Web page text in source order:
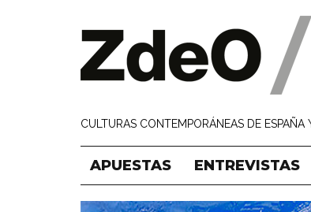
CULTURAS CONTEMPORÁNEAS DE ESPAÑA
APUESTAS ENTREVISTAS